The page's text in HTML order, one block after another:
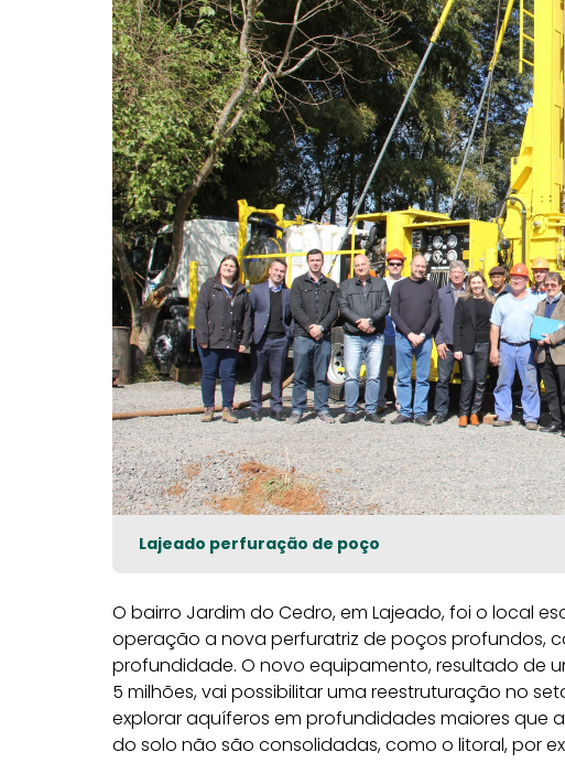
Lajeado perfuração de poço
O bairro Jardim do Cedro, em Lajeado, foi o local
operação a nova perfuratriz de poços profundos,
profundidade. O novo equipamento, resultado de
5 milhões, vai possibilitar uma reestruturação no
explorar aquíferos em profundidades maiores que
do solo não são consolidadas, como o litoral, por